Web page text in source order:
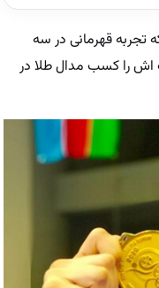
تجربه قهرمانی در سه
اش را کسب مدال طلا در